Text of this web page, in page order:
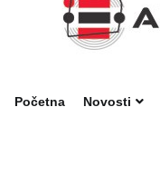
Početna
Novosti